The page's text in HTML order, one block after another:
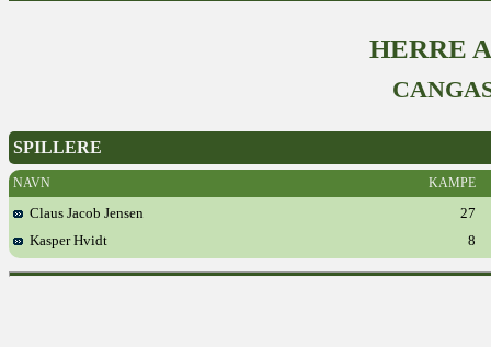
HERRE
SPILLERE
NAVN KAMPE
Claus Jacob Jensen
27
Kasper Hvidt
8